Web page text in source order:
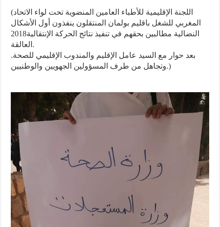
(اللجنة الإقليمية للأطباء العامين المنضوية تحت لواء الاتحاد
المغربي للشغل باقليم بولمان المنتقلون ينفذون أول الأشكال
النضالية مطالبين بحقهم في تنفيذ نتائج الحركة الإنتقالية2018
العالقة.
بعد حوار مع السيد عامل الإقليم والمندوب الإقليمي للصحة.
وتجاهل من طرف المسؤولين الجهويين والوطنيين.)